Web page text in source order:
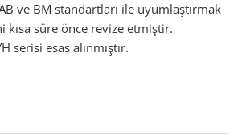
ve BM standartları ile uyumlaştırmak
kısa süre önce revize etmiştir.
serisi esas alınmıştır.